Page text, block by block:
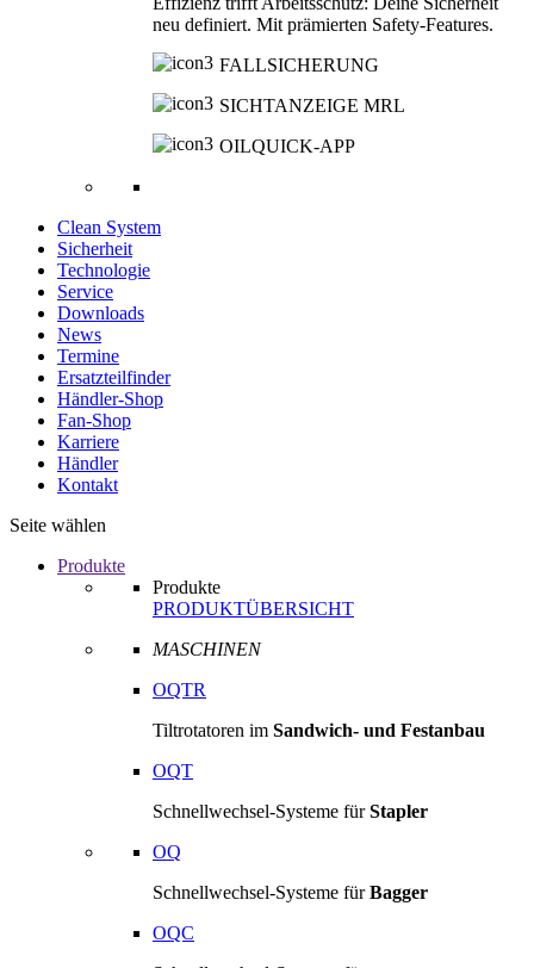
neu definiert. Mit prämierten Safety-Features.
FALLSICHERUNG
SICHTANZEIGE MRL
OILQUICK-APP
Clean System
Sicherheit
Technologie
Service
Downloads
News
Termine
Ersatzteilfinder
Händler-Shop
Fan-Shop
Karriere
Händler
Kontakt
Seite wählen
Produkte
Produkte
PRODUKTÜBERSICHT
MASCHINEN
OQTR
Tiltrotatoren im Sandwich- und Festanbau
OQT
Schnellwechsel-Systeme fürStapler
OQ
Schnellwechsel-Systeme fürBagger
OQC